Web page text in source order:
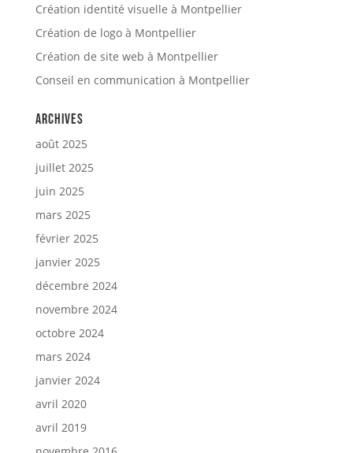
Création identité visuelle à Montpellier
Création de logo à Montpellier
Création de site web à Montpellier
Conseil en communication à Montpellier
Archives
août 2025
juillet 2025
juin 2025
mars 2025
février 2025
janvier 2025
décembre 2024
novembre 2024
octobre 2024
mars 2024
janvier 2024
avril 2020
avril 2019